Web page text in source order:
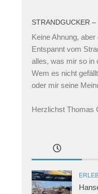
STRANDGUCKER
Keine Ahnung,
Entspannt vom
alles, was mir so in
Wem es nicht
oder mir seine
Herzlichst Thomas